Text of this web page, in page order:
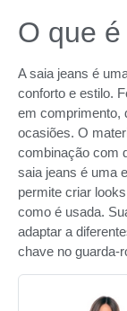
O que
A saia jeans é
conforto e estilo.
em comprimento,
ocasiões. O
combinação com
saia jeans é uma
permite criar
como é usada.
adaptar a
chave no guarda-